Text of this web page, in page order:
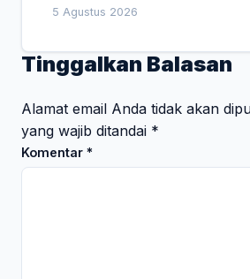
Indonesia
5 Agustus 2026
Tinggalkan Balasan
Alamat email Anda tidak akan
yang wajib ditandai *
Komentar *